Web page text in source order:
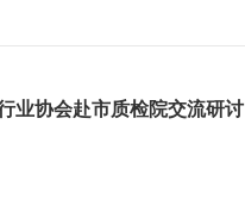
协会赴市质检院交流研讨